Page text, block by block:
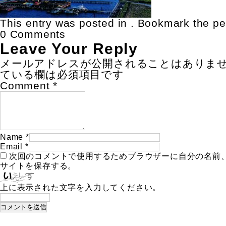
This entry was posted in . Bookmark the
0 Comments
Leave Your Reply
メールアドレスが公開されることはありま
ている欄は必須項目です
Comment *
Name *
Email
*
次回のコメントで使用するためブラウザーに自分の名前
サイトを保存する。
上に表示された文字を入力してください。